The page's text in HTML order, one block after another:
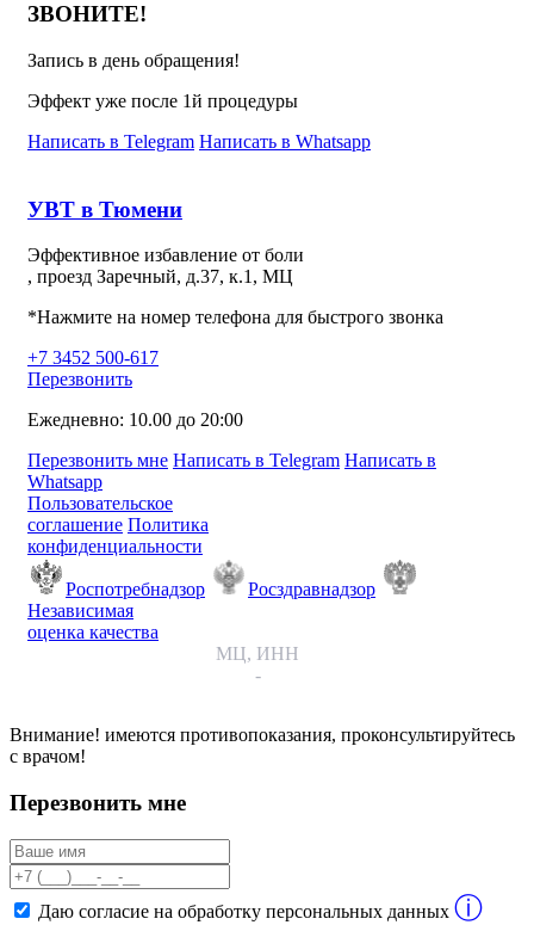
ЗВОНИТЕ!
Запись в день обращения!
Эффект уже после 1й процедуры
Написать в Telegram Написать в Whatsapp
УВТ в Тюмени
Эффективное избавление от боли
, проезд Заречный, д.37, к.1, МЦ
*Нажмите на номер телефона для быстрого звонка
+7 3452 500-617
Перезвонить
Ежедневно: 10.00 до 20:00
Перезвонить мне Написать в Telegram Написать в
Whatsapp
Пользовательское
соглашение Политика
конфиденциальности
Роспотребнадзор
Росздравнадзор
Независимая
оценка качества
МЦ, ИНН
-
Внимание! имеются противопоказания, проконсультируйтесь
с врачом!
Перезвонить мне
Даю согласие на обработку персональных данных ⓘ